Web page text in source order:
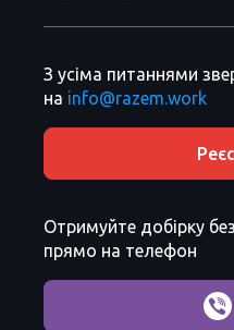
З усіма питаннями
на info@razem.work
Отримуйте добірку
прямо на телефон